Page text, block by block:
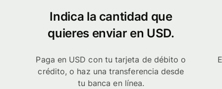
Indica la cantidad que
quieres enviar en USD.
Paga en USD con tu tarjeta de débito o
crédito, o haz una transferencia desde
tu banca en línea.